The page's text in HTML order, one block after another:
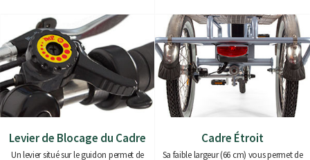
Levier de Blocage du Cadre
Un levier situé sur le guidon permet de
Cadre Étroit
Sa faible largeur (66 cm) vous permet de